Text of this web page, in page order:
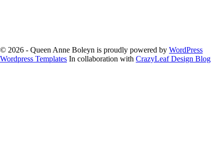
© 2026 - Queen Anne Boleyn is proudly powered by WordPress
Wordpress Templates In collaboration with CrazyLeaf Design Blog